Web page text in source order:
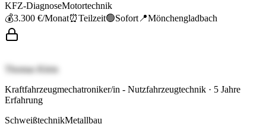
KFZ-DiagnoseMotortechnik
💰3.300 €/Monat⏰Teilzeit🟢Sofort 📍Mönchengladbach
Thomas Klein
Kraftfahrzeugmechatroniker/in - Nutzfahrzeugtechnik · 5 Jahre
Erfahrung
SchweißtechnikMetallbau